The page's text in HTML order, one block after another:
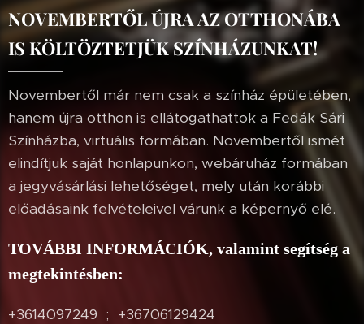
NOVEMBERTŐL ÚJRA AZ OTTHONÁBA
IS KÖLTÖZTETJÜK SZÍNHÁZUNKAT!
Novembertől már nem csak a színház épületében,
hanem újra otthon is ellátogathattok a Fedák Sári
Színházba, virtuális formában. Novembertől ismét
elindítjuk saját honlapunkon, webáruház formában
a jegyvásárlási lehetőséget, mely után korábbi
előadásaink felvételeivel várunk a képernyő elé.
TOVÁBBI INFORMÁCIÓK, valamint segítség a
megtekintésben:
+3614097249 ; +36706129424